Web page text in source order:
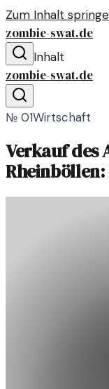
Zum Inhalt
zombie-swat.de
Inhalt
zombie-swat.de
№ 01Wirtschaft
Verkauf des